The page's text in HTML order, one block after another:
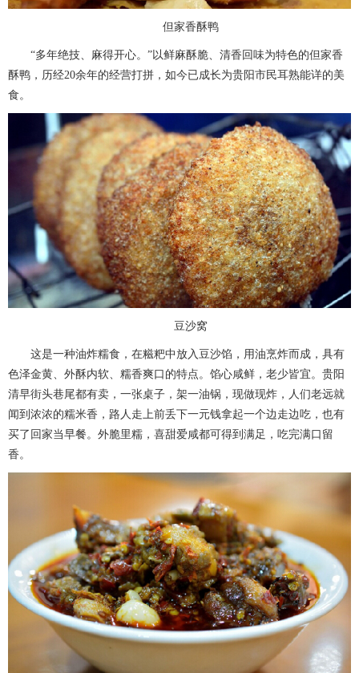
但家香酥鸭
“多年绝技、麻得开心。”以鲜麻酥脆、清香回味为特色的但家香
酥鸭，历经20余年的经营打拼，如今已成长为贵阳市民耳熟能详的美
食。
豆沙窝
这是一种油炸糯食，在糍粑中放入豆沙馅，用油烹炸而成，具有
色泽金黄、外酥内软、糯香爽口的特点。馅心咸鲜，老少皆宜。贵阳
清早街头巷尾都有卖，一张桌子，架一油锅，现做现炸，人们老远就
闻到浓浓的糯米香，路人走上前丢下一元钱拿起一个边走边吃，也有
买了回家当早餐。外脆里糯，喜甜爱咸都可得到满足，吃完满口留
香。